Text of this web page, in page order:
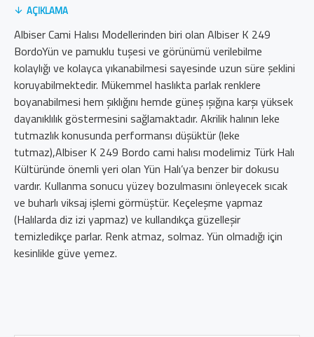
AÇIKLAMA
Albiser Cami Halısı Modellerinden biri olan Albiser K 249
BordoYün ve pamuklu tuşesi ve görünümü verilebilme
kolaylığı ve kolayca yıkanabilmesi sayesinde uzun süre şeklini
koruyabilmektedir. Mükemmel haslıkta parlak renklere
boyanabilmesi hem şıklığını hemde güneş ışığına karşı yüksek
dayanıklılık göstermesini sağlamaktadır. Akrilik halının leke
tutmazlık konusunda performansı düşüktür (leke
tutmaz),Albiser K 249 Bordo cami halısı modelimiz Türk Halı
Kültüründe önemli yeri olan Yün Halı’ya benzer bir dokusu
vardır. Kullanma sonucu yüzey bozulmasını önleyecek sıcak
ve buharlı viksaj işlemi görmüştür. Keçeleşme yapmaz
(Halılarda diz izi yapmaz) ve kullandıkça güzelleşir
temizledikçe parlar. Renk atmaz, solmaz. Yün olmadığı için
kesinlikle güve yemez.